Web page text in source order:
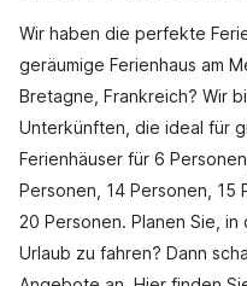
Wir haben die perfekte
geräumige Ferienhaus am
Bretagne, Frankreich? Wir
Unterkünften, die ideal für
Ferienhäuser für 6
Personen, 14 Personen, 15
20 Personen. Planen Sie,
Urlaub zu fahren? Dann